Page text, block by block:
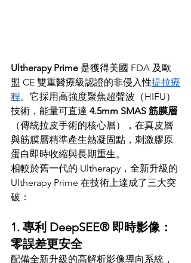
Ultherapy Prime 是獲得美國 FDA 及歐
盟 CE 雙重醫療級認證的非侵入性提拉療
程。它採用高強度聚焦超聲波（HIFU）
技術，能量可直達 4.5mm SMAS 筋膜層
（傳統拉皮手術的核心層），在真皮層
與筋膜層精準產生熱凝固點，刺激膠原
蛋白即時收縮與長期重生。
相較於舊一代的 Ultherapy，全新升級的
Ultherapy Prime 在技術上達成了三大突
破：
1. 專利 DeepSEE® 即時影像：
零誤差更安全
配備全新升級的高解析影像導向系統，